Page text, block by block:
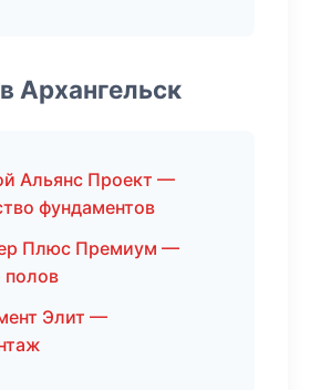
Архангельск
Альянс Проект —
фундаментов
Плюс Премиум —
полов
Элит —